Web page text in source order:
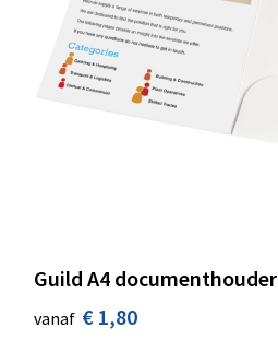
Guild A4 documenthouder
vanaf € 1,80